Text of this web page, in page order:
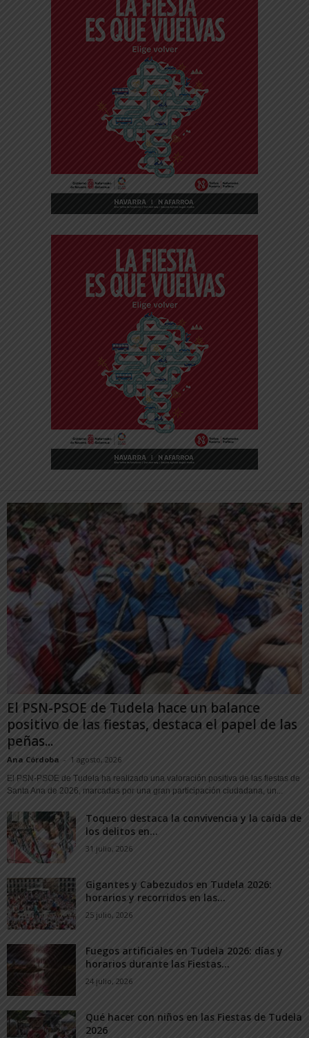
El PSN-PSOE de Tudela hace un balance
positivo de las fiestas, destaca el papel de las
peñas...
Ana Córdoba - 1 agosto, 2026
El PSN-PSOE de Tudela ha realizado una valoración positiva de las fiestas de
Santa Ana de 2026, marcadas por una gran participación ciudadana, un...
Toquero destaca la convivencia y la caída de
los delitos en...
31 julio, 2026
Gigantes y Cabezudos en Tudela 2026:
horarios y recorridos en las...
25 julio, 2026
Fuegos artificiales en Tudela 2026: días y
horarios durante las Fiestas...
24 julio, 2026
Qué hacer con niños en las Fiestas de Tudela
2026